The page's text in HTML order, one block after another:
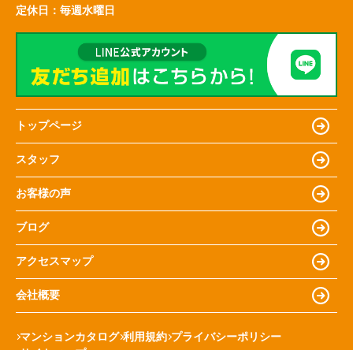
定休日： 毎週水曜日
トップページ
スタッフ
お客様の声
ブログ
アクセスマップ
会社概要
マンションカタログ 利用規約 プライバシーポリシー